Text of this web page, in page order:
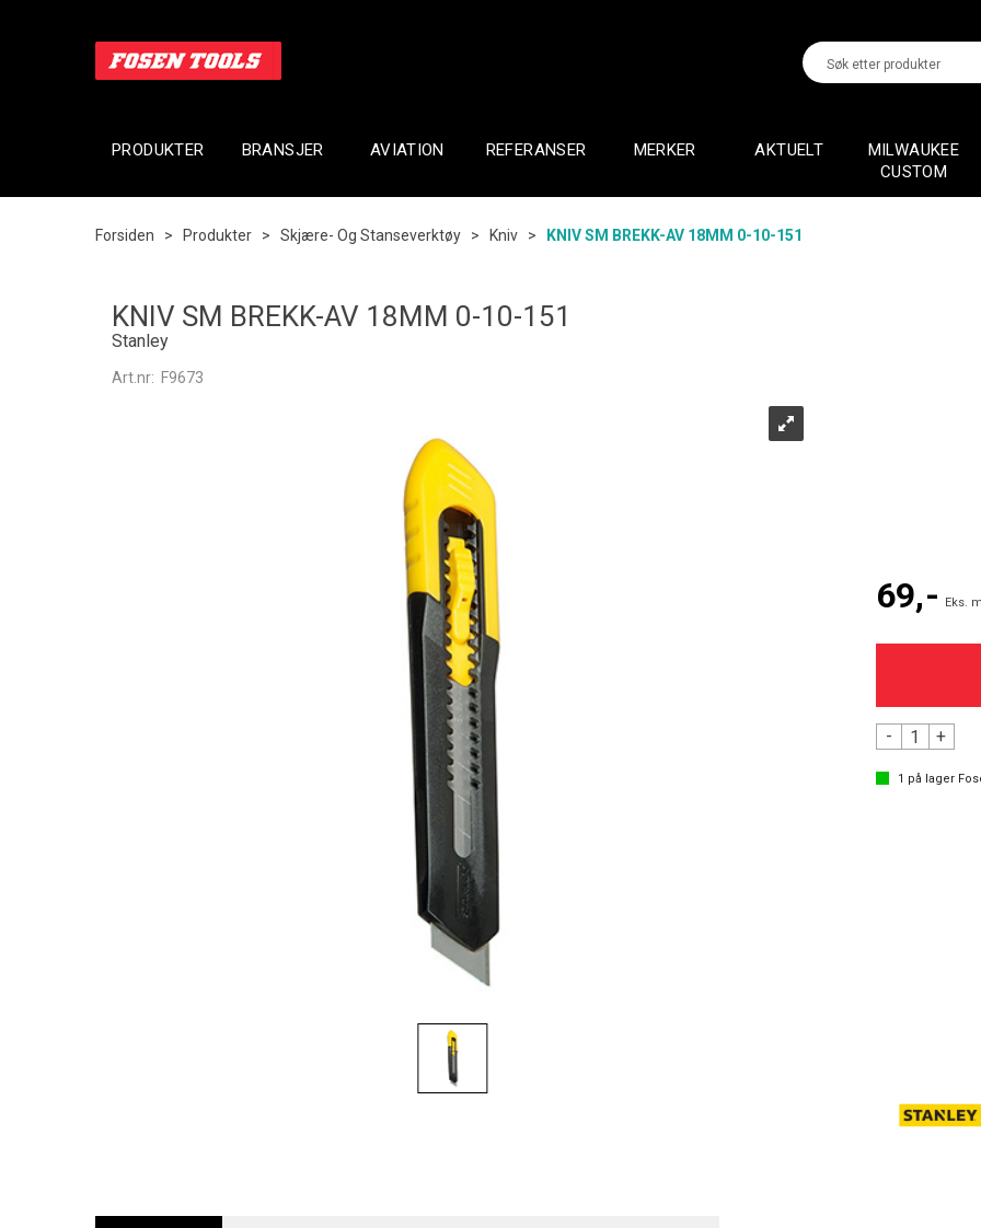
PRODUKTER BRANSJER AVIATION REFERANSER MERKER AKTUELT
MILWAUKEE
CUSTOM
Forsiden > Produkter > Skjære- Og Stanseverktøy > Kniv > KNIV SM BREKK-AV 18MM 0-10-151
KNIV SM BREKK-AV 18MM 0-10-151
Stanley
Art.nr: F9673
69,- Eks.
- +
1 på lager